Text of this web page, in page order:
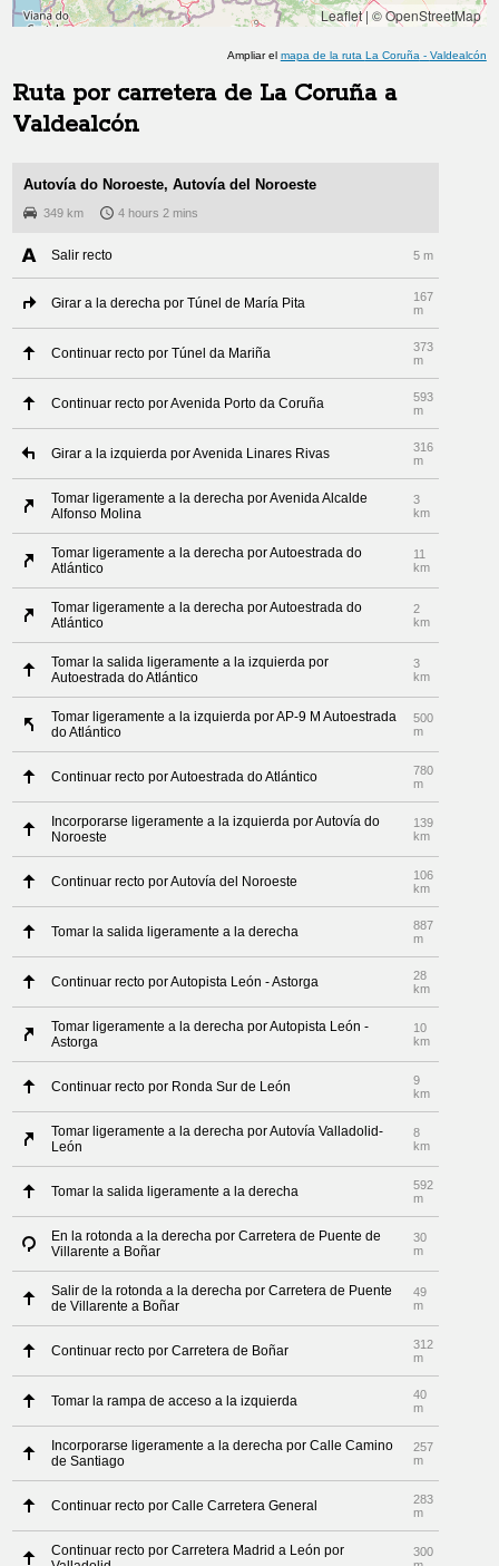
Leaflet| © OpenStreetMap
Ampliar el mapa de la ruta La Coruña - Valdealcón
Ruta por carretera de La Coruñaa
Valdealcón
Autovía do Noroeste, Autovía del Noroeste
349 km 4 hours 2 mins
Salir recto 5 m
Girar a la derecha por Túnel de María Pita
167
m
Continuar recto por Túnel da Mariña
373
m
Continuar recto por Avenida Porto da Coruña
593
m
Girar a la izquierda por Avenida Linares Rivas
316
m
Tomar ligeramente a la derecha por Avenida Alcalde
Alfonso Molina
3
km
Tomar ligeramente a la derecha por Autoestrada do
Atlántico
11
km
Tomar ligeramente a la derecha por Autoestrada do
Atlántico
2
km
Tomar la salida ligeramente a la izquierda por
Autoestrada do Atlántico
3
km
Tomar ligeramente a la izquierda por AP-9 M Autoestrada
do Atlántico
500
m
Continuar recto por Autoestrada do Atlántico
780
m
Incorporarse ligeramente a la izquierda por Autovía do
Noroeste
139
km
Continuar recto por Autovía del Noroeste
106
km
Tomar la salida ligeramente a la derecha
887
m
Continuar recto por Autopista León - Astorga
28
km
Tomar ligeramente a la derecha por Autopista León -
Astorga
10
km
Continuar recto por Ronda Sur de León
9
km
Tomar ligeramente a la derecha por Autovía Valladolid-
León
8
km
Tomar la salida ligeramente a la derecha
592
m
En la rotonda a la derecha por Carretera de Puente de
Villarente a Boñar
30
m
Salir de la rotonda a la derecha por Carretera de Puente
de Villarente a Boñar
49
m
Continuar recto por Carretera de Boñar
312
m
Tomar la rampa de acceso a la izquierda
40
m
Incorporarse ligeramente a la derecha por Calle Camino
de Santiago
257
m
Continuar recto por Calle Carretera General
283
m
Continuar recto por Carretera Madrid a León por
300